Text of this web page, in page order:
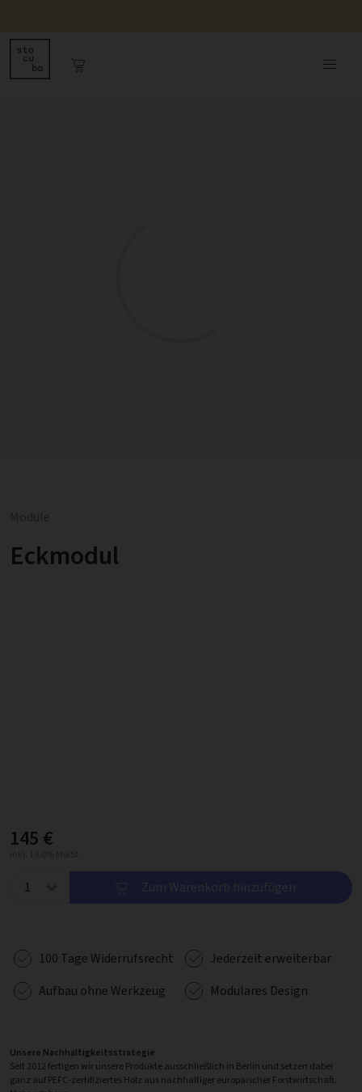
Eckmodul
145 €
Zum Warenkorb hinzufügen
100 Tage Widerrufsrecht
Jederzeit erweiterbar
Aufbau ohne Werkzeug
Modulares Design
Unsere Nachhaltigkeitsstrategie
Seit 2012 fertigen wir unsere Produkte ausschließlich in Berlin und setzen dabei
ganz auf PEFC-zertifiziertes Holz aus nachhaltiger europäischer Forstwirtschaft.